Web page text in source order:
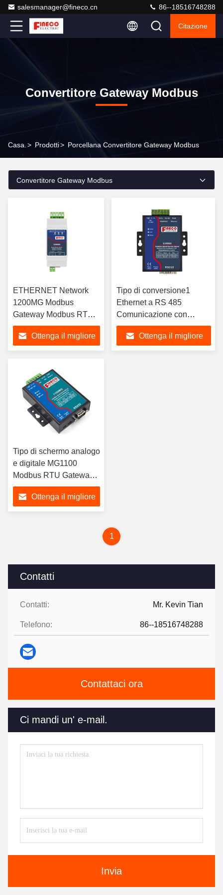
salesmanager@fineco.cn 86--18516748288
Citazione
Convertitore Gateway Modbus
Casa. > Prodotti> Porcellana Convertitore Gateway Modbus
Contatti
Contatti: Mr. Kevin Tian
Telefono: 86--18516748288
Contattaci ora
Ci mandi un' e-mail.
Invia
Convertitore Gateway Modbus
ETHERNET Network
1200MG Modbus
Gateway Modbus RTU a
Modbus TCP Gateway
Ottenga il migliore
Tipo di conversione1
Ethernet a RS 485
Comunicazione con
Ethernet RS485 Converter
Ottenga il migliore
Tipo di schermo analogo
e digitale MG1100
Modbus RTU Gateway
TCP IP a RS485
ConverterOttenga il migliore
1